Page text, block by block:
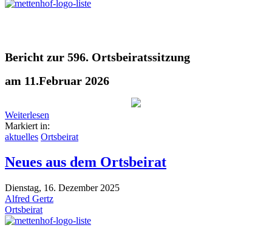
Bericht zur 596. Ortsbeiratssitzung
am 11.Februar 2026
Weiterlesen
Markiert in:
aktuelles Ortsbeirat
Neues aus dem Ortsbeirat
Dienstag, 16. Dezember 2025
Alfred Gertz
Ortsbeirat